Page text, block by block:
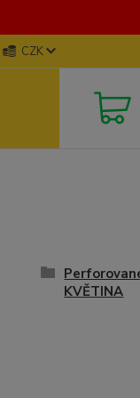
CZK
KVĚTINA